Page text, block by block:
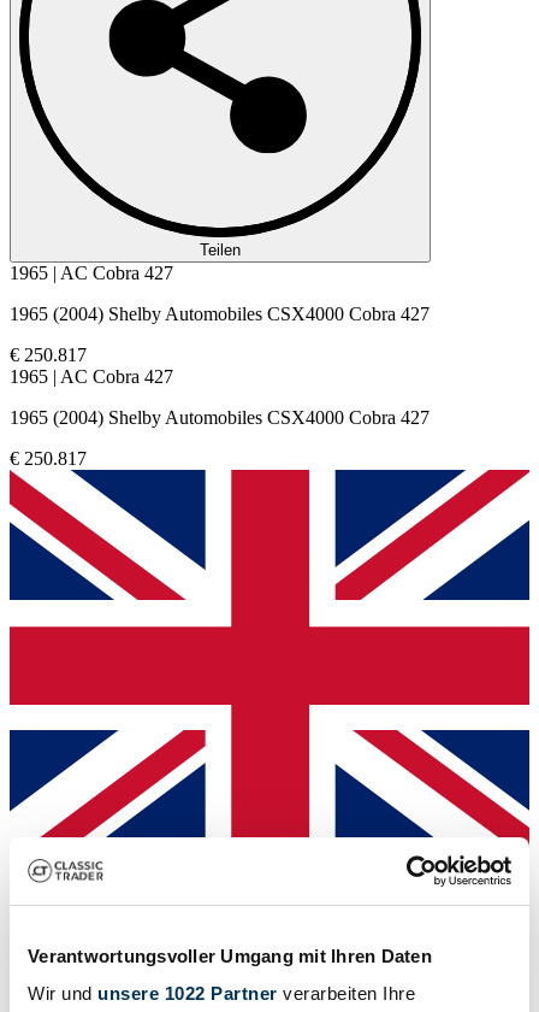
Verantwortungsvoller Umgang mit Ihren Daten
Wir und unsere 1022 Partner verarbeiten Ihre
Teilen
1965 | AC Cobra 427
1965 (2004) Shelby Automobiles CSX4000 Cobra 427
€ 250.817
1965 | AC Cobra 427
1965 (2004) Shelby Automobiles CSX4000 Cobra 427
€ 250.817
Händler